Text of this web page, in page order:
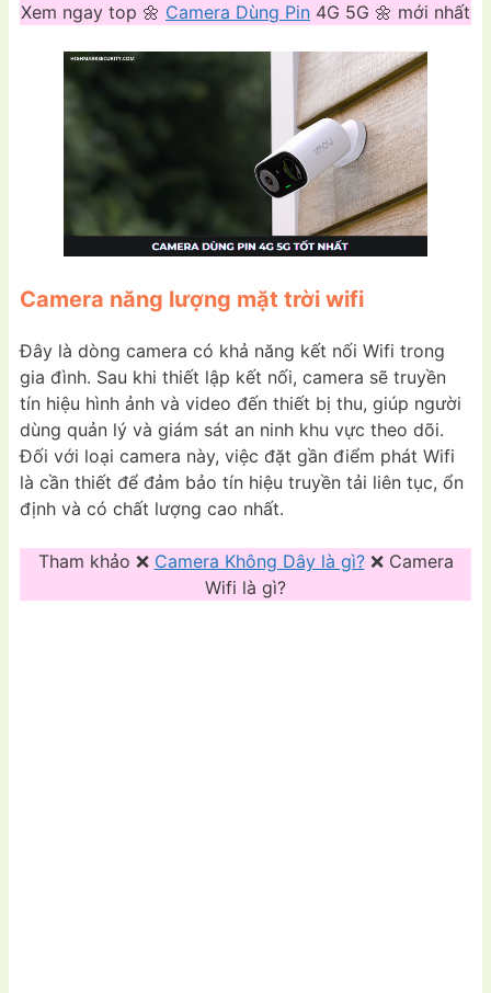
Xem ngay top 🌼 Camera Dùng Pin 4G 5G 🌼 mới nhất
Camera năng lượng mặt trời wifi
Đây là dòng camera có khả năng kết nối Wifi trong
gia đình. Sau khi thiết lập kết nối, camera sẽ truyền
tín hiệu hình ảnh và video đến thiết bị thu, giúp người
dùng quản lý và giám sát an ninh khu vực theo dõi.
Đối với loại camera này, việc đặt gần điểm phát Wifi
là cần thiết để đảm bảo tín hiệu truyền tải liên tục, ổn
định và có chất lượng cao nhất.
Tham khảo ❌ Camera Không Dây là gì?❌ Camera
Wifi là gì?